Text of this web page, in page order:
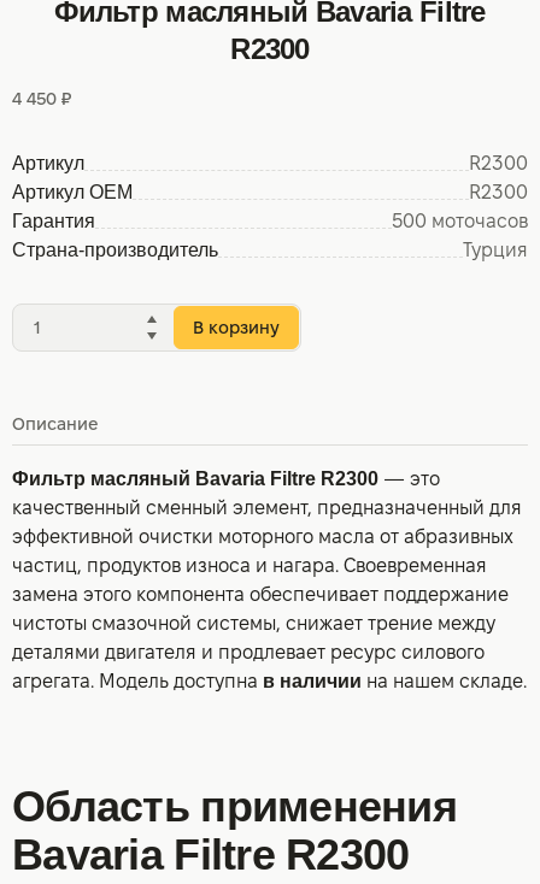
Фильтр масляный Bavaria Filtre
R2300
4 450 ₽
Артикул
R2300
Артикул OEM
R2300
Гарантия
500 моточасов
Страна-производитель
Турция
В корзину
Описание
Фильтр масляный Bavaria Filtre R2300 — это
качественный сменный элемент, предназначенный для
эффективной очистки моторного масла от абразивных
частиц, продуктов износа и нагара. Своевременная
замена этого компонента обеспечивает поддержание
чистоты смазочной системы, снижает трение между
деталями двигателя и продлевает ресурс силового
агрегата. Модель доступна в наличии на нашем складе.
Область применения
Bavaria Filtre R2300